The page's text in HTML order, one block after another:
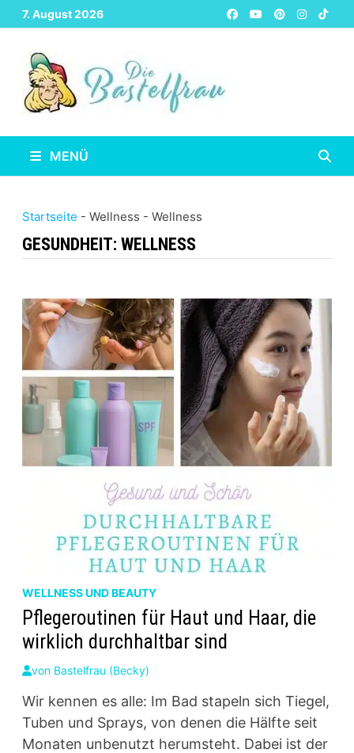
Zurück
zum
Inhalt
7. August 2026
MENÜ
Startseite - Wellness - Wellness
GESUNDHEIT: WELLNESS
WELLNESS UND BEAUTY
Pflegeroutinen für Haut und Haar, die
wirklich durchhaltbar sind
von Bastelfrau (Becky)
Wir kennen es alle: Im Bad stapeln sich Tiegel,
Tuben und Sprays, von denen die Hälfte seit
Monaten unbenutzt herumsteht. Dabei ist der